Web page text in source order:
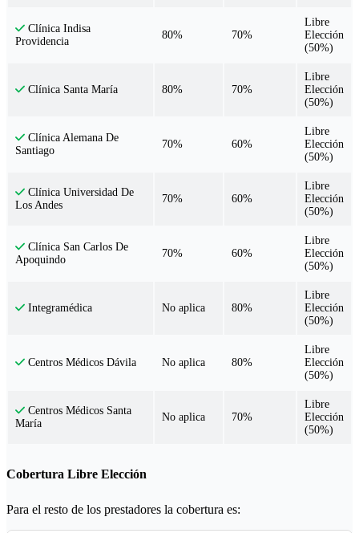
Clínica Indisa
Providencia
80% 70%
Libre
Elección
(50%)
Clínica Santa María 80% 70%
Libre
Elección
(50%)
Clínica Alemana De
Santiago
70% 60%
Libre
Elección
(50%)
Clínica Universidad De
Los Andes
70% 60%
Libre
Elección
(50%)
Clínica San Carlos De
Apoquindo
70% 60%
Libre
Elección
(50%)
Integramédica No aplica 80%
Libre
Elección
(50%)
Centros Médicos Dávila No aplica 80%
Libre
Elección
(50%)
Centros Médicos Santa
María
No aplica 70%
Libre
Elección
(50%)
Cobertura Libre Elección
Para el resto de los prestadores la cobertura es: